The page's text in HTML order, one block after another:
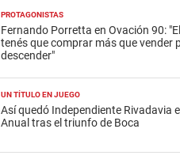
PROTAGONISTAS
Fernando Porretta en Ovación 90:
tenés que comprar más que vender
descender"
UN TÍTULO EN JUEGO
Así quedó Independiente Rivadavia
Anual tras el triunfo de Boca